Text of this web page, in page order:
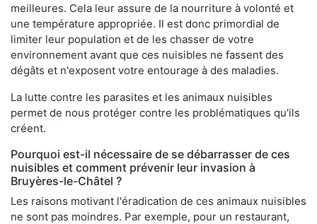
meilleures. Cela leur assure de la nourriture à volonté et
une température appropriée. Il est donc primordial de
limiter leur population et de les chasser de votre
environnement avant que ces nuisibles ne fassent des
dégâts et n'exposent votre entourage à des maladies.
La lutte contre les parasites et les animaux nuisibles
permet de nous protéger contre les problématiques qu'ils
créent.
Pourquoi est-il nécessaire de se débarrasser de ces
nuisibles et comment prévenir leur invasion à
Bruyères-le-Châtel ?
Les raisons motivant l'éradication de ces animaux nuisibles
ne sont pas moindres. Par exemple, pour un restaurant,